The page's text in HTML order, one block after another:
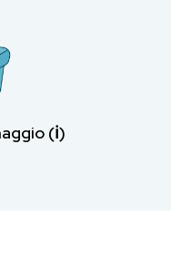
(ℹ︎)